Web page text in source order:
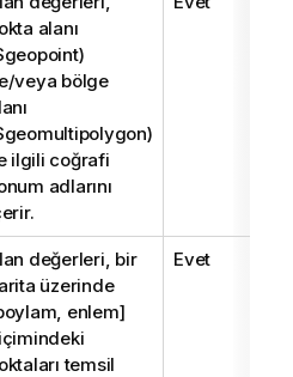
alanı
)
veya bölge
)
ilgili coğrafi
adlarını
değerleri, bir
üzerinde
enlem]
temsil
Evet